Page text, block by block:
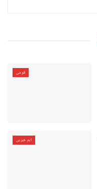
قومی
اہم خبریں